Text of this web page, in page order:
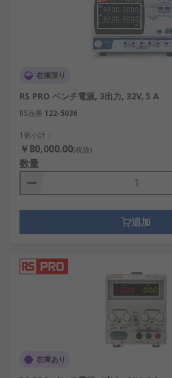
在庫限り
RS PRO ベンチ電源, 3出力, 32V, 5 A
RS品番 122-5036
1個小計：
￥80,000.00(税抜)
数量
追加
在庫あり